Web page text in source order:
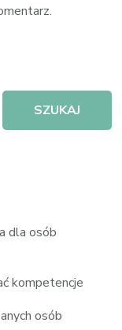
SZUKAJ
dla osób
kompetencje
osób